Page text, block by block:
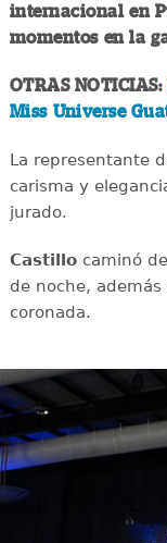
internacional en
momentos en la
OTRAS NOTICIAS:
Miss Universe
La representante
carisma y
jurado.
Castillocaminó
de noche,
coronada.